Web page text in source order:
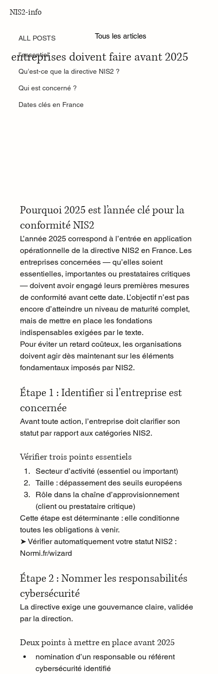
NIS2-info
Tous les articles
ALL POSTS
l’essentiel
Qu’est-ce que la directive NIS2 ?
Qui est concerné ?
Dates clés en France
Calendrier NIS2 France : ce que les
entreprises doivent faire avant 2025
Pourquoi 2025 est l’année clé pour la
conformité NIS2
L’année 2025 correspond à l’entrée en application
opérationnelle de la directive NIS2 en France. Les
entreprises concernées — qu’elles soient
essentielles, importantes ou prestataires critiques
— doivent avoir engagé leurs premières mesures
de conformité avant cette date. L’objectif n’est pas
encore d’atteindre un niveau de maturité complet,
mais de mettre en place les fondations
indispensables exigées par le texte.
Pour éviter un retard coûteux, les organisations
doivent agir dès maintenant sur les éléments
fondamentaux imposés par NIS2.
Étape 1 : Identifier si l’entreprise est
concernée
Avant toute action, l’entreprise doit clarifier son
statut par rapport aux catégories NIS2.
Vérifier trois points essentiels
Secteur d’activité (essentiel ou important)
Taille : dépassement des seuils européens
Rôle dans la chaîne d’approvisionnement
(client ou prestataire critique)
Cette étape est déterminante : elle conditionne
toutes les obligations à venir.
➤ Vérifier automatiquement votre statut NIS2 :
Normi.fr/wizard
Étape 2 : Nommer les responsabilités
cybersécurité
La directive exige une gouvernance claire, validée
par la direction.
Deux points à mettre en place avant 2025
nomination d’un responsable ou référent
cybersécurité identifié